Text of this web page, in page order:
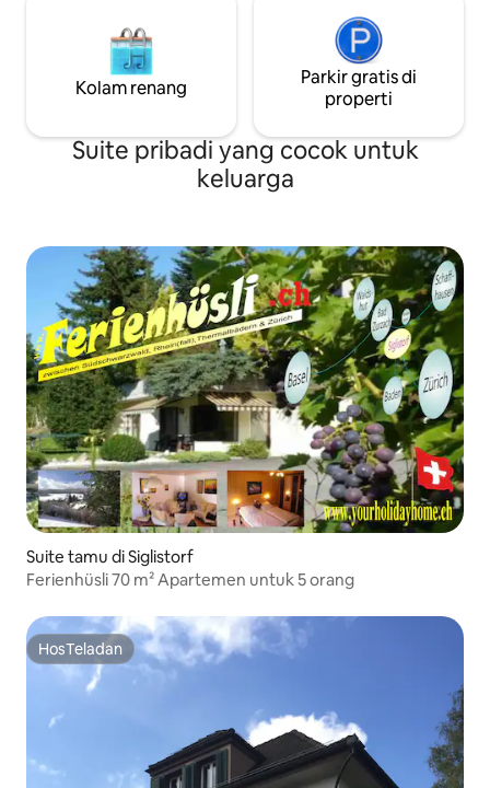
Kolam renang
Parkir gratis di
properti
Suite pribadi yang cocok untuk
keluarga
Suite tamu di Siglistorf
Ferienhüsli 70 m² Apartemen untuk 5 orang
HosTeladan
HosTeladan